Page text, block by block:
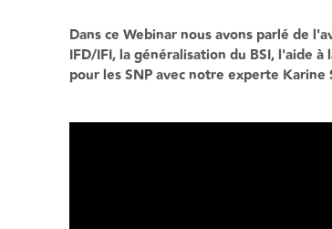
Dans ce Webinar nous avons parlé de
IFD/IFI, la généralisation du BSI, l'aide
pour les SNP avec notre experte Karine